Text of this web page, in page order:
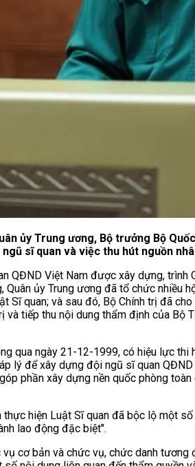
ủy Trung ương, Bộ trưởng Bộ
sĩ quan và việc thu hút nguồn
Việt Nam được xây dựng,
Quân ủy Trung ương đã tổ chức
quan; và sau đó, Bộ Chính trị đã
tiếp thu nội dung thẩm định của
qua ngày 21-12-1999, có hiệu lực
lý để xây dựng đội ngũ sĩ quan
phần xây dựng nền quốc phòng
hiện Luật Sĩ quan đã bộc lộ một
lao động đặc biệt".
cơ bản và chức vụ, chức danh